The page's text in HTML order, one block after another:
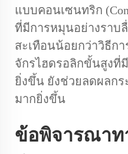
แบบคอนเซนทริก
ที่มีการหมุนอย่างราบ
สะเทือนน้อยกว่าวิธีก
จักรไฮดรอลิกขั้นสูงที่
ยิ่งขึ้น ยังช่วยลดผลก
มากยิ่งขึ้น
ข้อพิจารณาท